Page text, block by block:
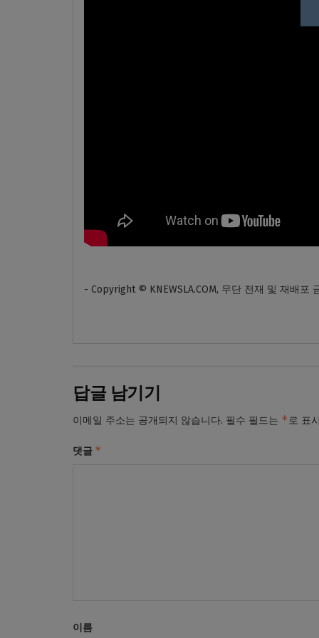
- Copyright © KNEWSLA.COM, 무단 전재 및 재배포
답글 남기기
이메일 주소는 공개되지 않습니다. 필수 필드는 *로 표
댓글 *
이름